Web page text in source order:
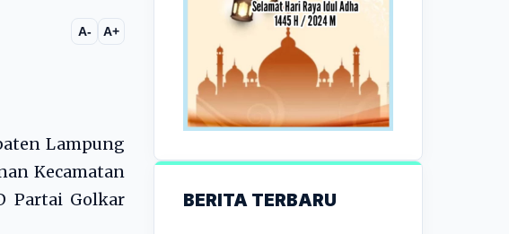
A- A+
Lampung
Kecamatan
Partai Golkar
BERITA TERBARU